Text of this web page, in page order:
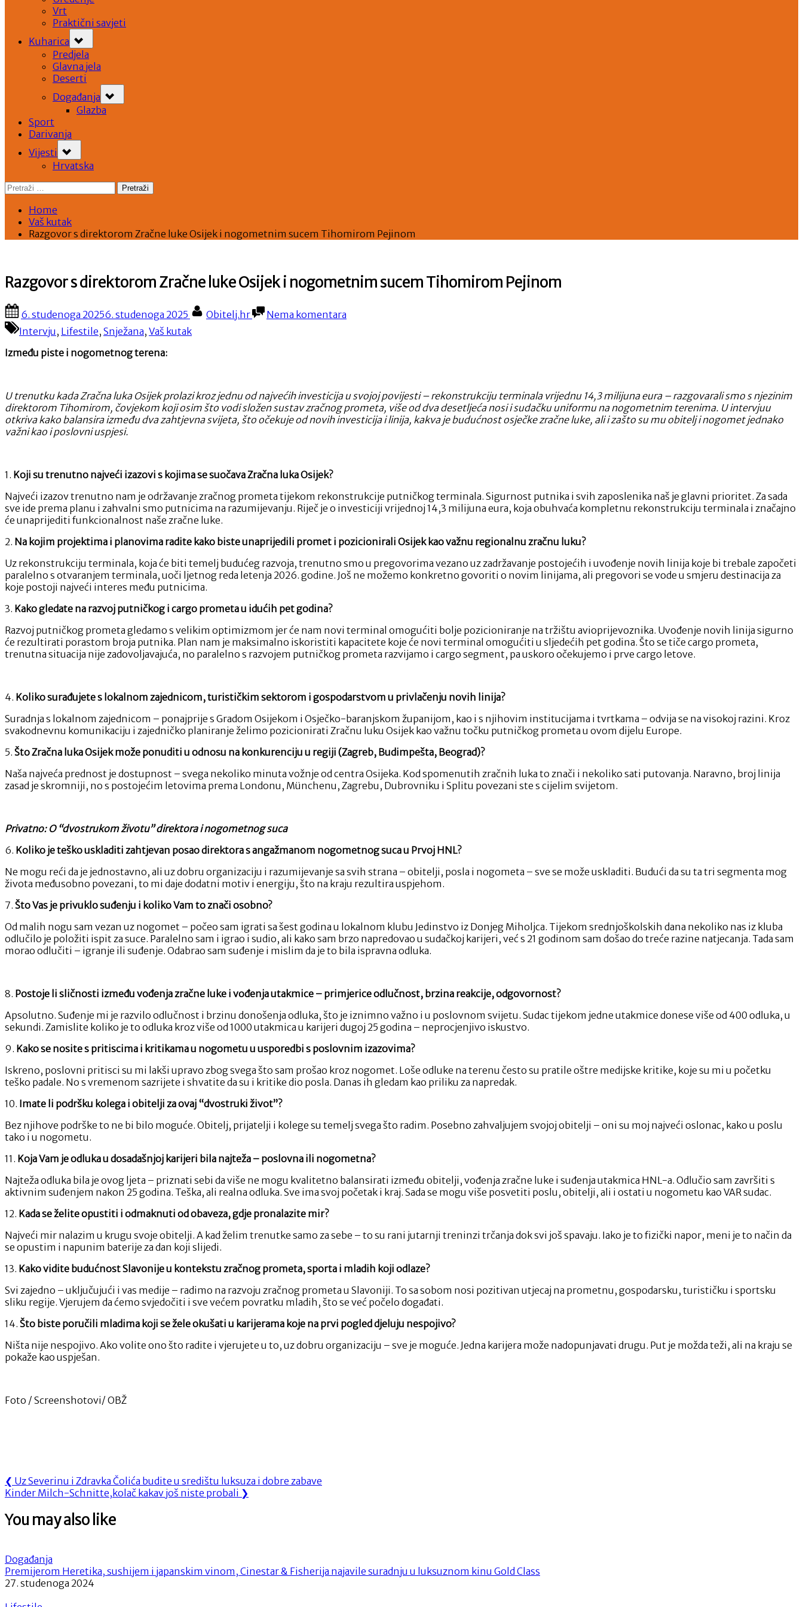
Vrt
Praktični savjeti
Kuharica
sub-
menu
Predjela
Glavna jela
Deserti
Događanja
sub-
menu
Glazba
Sport
Darivanja
Vijesti
sub-
menu
Hrvatska
Pretraži:
Home
Vaš kutak
Razgovor s direktorom Zračne luke Osijek i nogometnim sucem Tihomirom Pejinom
Razgovor s direktorom Zračne luke Osijek i nogometnim sucem Tihomirom Pejinom
Posted
on
6. studenoga 20256. studenoga 2025 By
Obitelj.hr Nema komentara
Razgovor
i
nogometnim
sucem
Tihomirom
Intervju , Lifestile, Snježana, Vaš kutak
Između piste i nogometnog terena:
U trenutku kada Zračna luka Osijek prolazi kroz jednu od najvećih investicija u svojoj povijesti – rekonstrukciju terminala vrijednu 14,3 milijuna eura – razgovarali smo s njezinim
direktorom Tihomirom, čovjekom koji osim što vodi složen sustav zračnog prometa, više od dva desetljeća nosi i sudačku uniformu na nogometnim terenima. U intervjuu
otkriva kako balansira između dva zahtjevna svijeta, što očekuje od novih investicija i linija, kakva je budućnost osječke zračne luke, ali i zašto su mu obitelj i nogomet jednako
važni kao i poslovni uspjesi.
1. Koji su trenutno najveći izazovi s kojima se suočava Zračna luka Osijek?
Najveći izazov trenutno nam je održavanje zračnog prometa tijekom rekonstrukcije putničkog terminala. Sigurnost putnika i svih zaposlenika naš je glavni prioritet. Za sada
sve ide prema planu i zahvalni smo putnicima na razumijevanju. Riječ je o investiciji vrijednoj 14,3 milijuna eura, koja obuhvaća kompletnu rekonstrukciju terminala i značajno
će unaprijediti funkcionalnost naše zračne luke.
2. Na kojim projektima i planovima radite kako biste unaprijedili promet i pozicionirali Osijek kao važnu regionalnu zračnu luku?
Uz rekonstrukciju terminala, koja će biti temelj budućeg razvoja, trenutno smo u pregovorima vezano uz zadržavanje postojećih i uvođenje novih linija koje bi trebale započeti
paralelno s otvaranjem terminala, uoči ljetnog reda letenja 2026. godine. Još ne možemo konkretno govoriti o novim linijama, ali pregovori se vode u smjeru destinacija za
koje postoji najveći interes među putnicima.
3. Kako gledate na razvoj putničkog i cargo prometa u idućih pet godina?
Razvoj putničkog prometa gledamo s velikim optimizmom jer će nam novi terminal omogućiti bolje pozicioniranje na tržištu avioprijevoznika. Uvođenje novih linija sigurno
će rezultirati porastom broja putnika. Plan nam je maksimalno iskoristiti kapacitete koje će novi terminal omogućiti u sljedećih pet godina. Što se tiče cargo prometa,
trenutna situacija nije zadovoljavajuća, no paralelno s razvojem putničkog prometa razvijamo i cargo segment, pa uskoro očekujemo i prve cargo letove.
4. Koliko surađujete s lokalnom zajednicom, turističkim sektorom i gospodarstvom u privlačenju novih linija?
Suradnja s lokalnom zajednicom – ponajprije s Gradom Osijekom i Osječko-baranjskom županijom, kao i s njihovim institucijama i tvrtkama – odvija se na visokoj razini. Kroz
svakodnevnu komunikaciju i zajedničko planiranje želimo pozicionirati Zračnu luku Osijek kao važnu točku putničkog prometa u ovom dijelu Europe.
5. Što Zračna luka Osijek može ponuditi u odnosu na konkurenciju u regiji (Zagreb, Budimpešta, Beograd)?
Naša najveća prednost je dostupnost – svega nekoliko minuta vožnje od centra Osijeka. Kod spomenutih zračnih luka to znači i nekoliko sati putovanja. Naravno, broj linija
zasad je skromniji, no s postojećim letovima prema Londonu, Münchenu, Zagrebu, Dubrovniku i Splitu povezani ste s cijelim svijetom.
Privatno: O “dvostrukom životu” direktora i nogometnog suca
6. Koliko je teško uskladiti zahtjevan posao direktora s angažmanom nogometnog suca u Prvoj HNL?
Ne mogu reći da je jednostavno, ali uz dobru organizaciju i razumijevanje sa svih strana – obitelji, posla i nogometa – sve se može uskladiti. Budući da su ta tri segmenta mog
života međusobno povezani, to mi daje dodatni motiv i energiju, što na kraju rezultira uspjehom.
7. Što Vas je privuklo suđenju i koliko Vam to znači osobno?
Od malih nogu sam vezan uz nogomet – počeo sam igrati sa šest godina u lokalnom klubu Jedinstvo iz Donjeg Miholjca. Tijekom srednjoškolskih dana nekoliko nas iz kluba
odlučilo je položiti ispit za suce. Paralelno sam i igrao i sudio, ali kako sam brzo napredovao u sudačkoj karijeri, već s 21 godinom sam došao do treće razine natjecanja. Tada sam
morao odlučiti – igranje ili suđenje. Odabrao sam suđenje i mislim da je to bila ispravna odluka.
8. Postoje li sličnosti između vođenja zračne luke i vođenja utakmice – primjerice odlučnost, brzina reakcije, odgovornost?
Apsolutno. Suđenje mi je razvilo odlučnost i brzinu donošenja odluka, što je iznimno važno i u poslovnom svijetu. Sudac tijekom jedne utakmice donese više od 400 odluka, u
sekundi. Zamislite koliko je to odluka kroz više od 1000 utakmica u karijeri dugoj 25 godina – neprocjenjivo iskustvo.
9. Kako se nosite s pritiscima i kritikama u nogometu u usporedbi s poslovnim izazovima?
Iskreno, poslovni pritisci su mi lakši upravo zbog svega što sam prošao kroz nogomet. Loše odluke na terenu često su pratile oštre medijske kritike, koje su mi u početku
teško padale. No s vremenom sazrijete i shvatite da su i kritike dio posla. Danas ih gledam kao priliku za napredak.
10. Imate li podršku kolega i obitelji za ovaj “dvostruki život”?
Bez njihove podrške to ne bi bilo moguće. Obitelj, prijatelji i kolege su temelj svega što radim. Posebno zahvaljujem svojoj obitelji – oni su moj najveći oslonac, kako u poslu
tako i u nogometu.
11. Koja Vam je odluka u dosadašnjoj karijeri bila najteža – poslovna ili nogometna?
Najteža odluka bila je ovog ljeta – priznati sebi da više ne mogu kvalitetno balansirati između obitelji, vođenja zračne luke i suđenja utakmica HNL-a. Odlučio sam završiti s
aktivnim suđenjem nakon 25 godina. Teška, ali realna odluka. Sve ima svoj početak i kraj. Sada se mogu više posvetiti poslu, obitelji, ali i ostati u nogometu kao VAR sudac.
12. Kada se želite opustiti i odmaknuti od obaveza, gdje pronalazite mir?
Najveći mir nalazim u krugu svoje obitelji. A kad želim trenutke samo za sebe – to su rani jutarnji treninzi trčanja dok svi još spavaju. Iako je to fizički napor, meni je to način da
se opustim i napunim baterije za dan koji slijedi.
13. Kako vidite budućnost Slavonije u kontekstu zračnog prometa, sporta i mladih koji odlaze?
Svi zajedno – uključujući i vas medije – radimo na razvoju zračnog prometa u Slavoniji. To sa sobom nosi pozitivan utjecaj na prometnu, gospodarsku, turističku i sportsku
sliku regije. Vjerujem da ćemo svjedočiti i sve većem povratku mladih, što se već počelo događati.
14. Što biste poručili mladima koji se žele okušati u karijerama koje na prvi pogled djeluju nespojivo?
Ništa nije nespojivo. Ako volite ono što radite i vjerujete u to, uz dobru organizaciju – sve je moguće. Jedna karijera može nadopunjavati drugu. Put je možda teži, ali na kraju se
pokaže kao uspješan.
Foto / Screenshotovi/ OBŽ
Navigacija
objava
❮ Previous
Post:
Uz Severinu i Zdravka Čolića budite u središtu luksuza i dobre zabave
Next
Kinder Milch-Schnitte,kolač kakav još niste probali ❯
You may also like
Događanja
Premijerom Heretika, sushijem i japanskim vinom, Cinestar & Fisherija najavile suradnju u luksuznom kinu Gold Class
27. studenoga 2024